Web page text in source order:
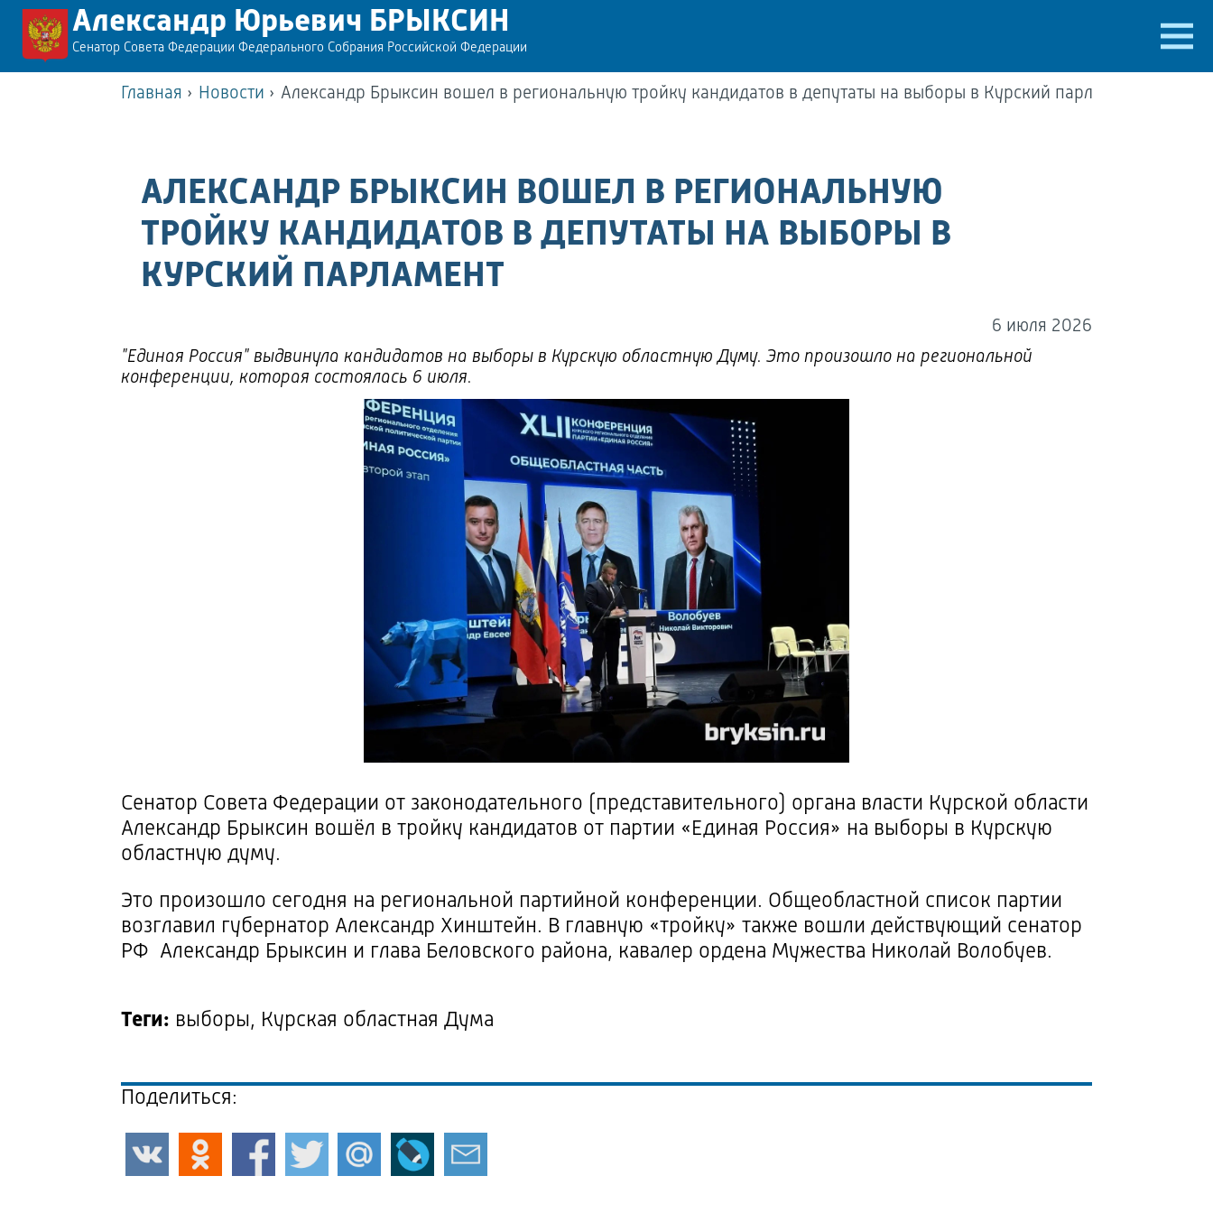
Александр Юрьевич БРЫКСИН
Сенатор Совета Федерации Федерального Собрания Российской Федерации
Главная › Новости › Александр Брыксин вошел в региональную тройку кандидатов в депутаты на выборы в Курский парламент
АЛЕКСАНДР БРЫКСИН ВОШЕЛ В РЕГИОНАЛЬНУЮ
ТРОЙКУ КАНДИДАТОВ В ДЕПУТАТЫ НА ВЫБОРЫ В
КУРСКИЙ ПАРЛАМЕНТ
6 июля 2026
"Единая Россия" выдвинула кандидатов на выборы в Курскую областную Думу. Это произошло на региональной
конференции, которая состоялась 6 июля.
Сенатор Совета Федерации от законодательного (представительного) органа власти Курской области
Александр Брыксин вошёл в тройку кандидатов от партии «Единая Россия» на выборы в Курскую
областную думу.
Это произошло сегодня на региональной партийной конференции. Общеобластной список партии
возглавил губернатор Александр Хинштейн. В главную «тройку» также вошли действующий сенатор
РФ Александр Брыксин и глава Беловского района, кавалер ордена Мужества Николай Волобуев.
Теги: выборы, Курская областная Дума
Поделиться: